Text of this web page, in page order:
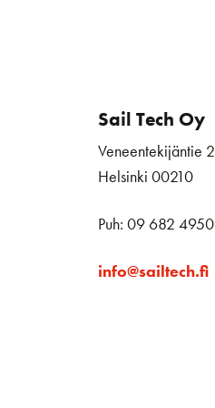
Sail Tech Oy
Veneentekijäntie 2
Helsinki 00210
Puh: 09 682 4950
info@sailtech.fi